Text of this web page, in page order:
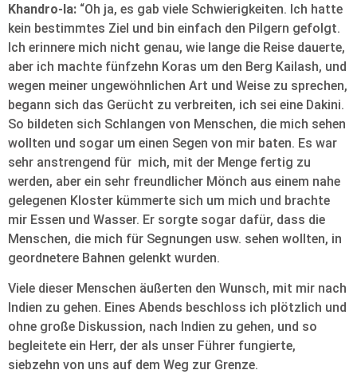
Khandro-la: “Oh ja, es gab viele Schwierigkeiten. Ich hatte
kein bestimmtes Ziel und bin einfach den Pilgern gefolgt.
Ich erinnere mich nicht genau, wie lange die Reise dauerte,
aber ich machte fünfzehn Koras um den Berg Kailash, und
wegen meiner ungewöhnlichen Art und Weise zu sprechen,
begann sich das Gerücht zu verbreiten, ich sei eine Dakini.
So bildeten sich Schlangen von Menschen, die mich sehen
wollten und sogar um einen Segen von mir baten. Es war
sehr anstrengend für mich, mit der Menge fertig zu
werden, aber ein sehr freundlicher Mönch aus einem nahe
gelegenen Kloster kümmerte sich um mich und brachte
mir Essen und Wasser. Er sorgte sogar dafür, dass die
Menschen, die mich für Segnungen usw. sehen wollten, in
geordnetere Bahnen gelenkt wurden.
Viele dieser Menschen äußerten den Wunsch, mit mir nach
Indien zu gehen. Eines Abends beschloss ich plötzlich und
ohne große Diskussion, nach Indien zu gehen, und so
begleitete ein Herr, der als unser Führer fungierte,
siebzehn von uns auf dem Weg zur Grenze.